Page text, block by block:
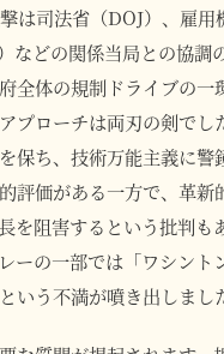
は司法省（DOJ）、雇用
などの関係当局との協調
全体の規制ドライブの一
プローチは両刃の剣でし
保ち、技術万能主義に警
評価がある一方で、革新
を阻害するという批判も
ーの一部では「ワシント
いう不満が噴き出しまし